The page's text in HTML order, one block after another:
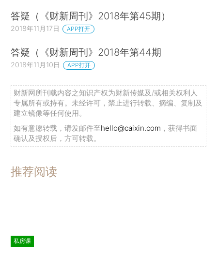
答疑（《财新周刊》2018年第45期）
2018年11月17日 APP打开
答疑（《财新周刊》2018年第44期
2018年11月10日 APP打开
财新网所刊载内容之知识产权为财新传媒及/或相关权利人
专属所有或持有。未经许可，禁止进行转载、摘编、复制及
建立镜像等任何使用。
如有意愿转载，请发邮件至hello@caixin.com ，获得书面
确认及授权后，方可转载。
推荐阅读
私房课